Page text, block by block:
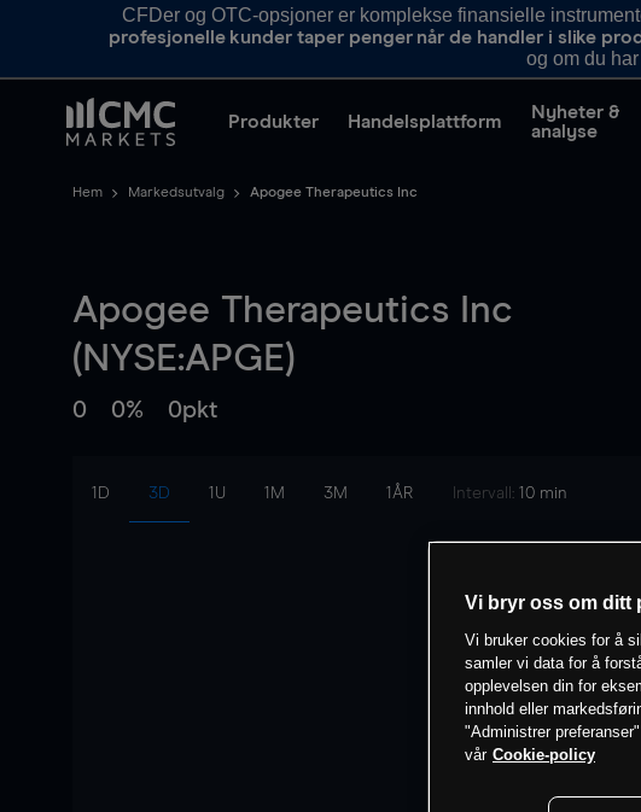
CFDer og OTC-opsjoner er komplekse finansielle
profesjonelle kunder taper penger når de handler i slike
og om du
Produkter Handelsplattform
Nyheter &
analyse
Hem Markedsutvalg Apogee Therapeutics Inc
Apogee Therapeutics Inc
(NYSE:APGE)
0 0% 0pkt
1D 3D 1U 1M 3M 1ÅR Intervall: 10 min
Vi bryr oss om ditt
Vi bruker cookies for å
samler vi data for å
opplevelsen din for
innhold eller
"Administrer
vår Cookie-policy